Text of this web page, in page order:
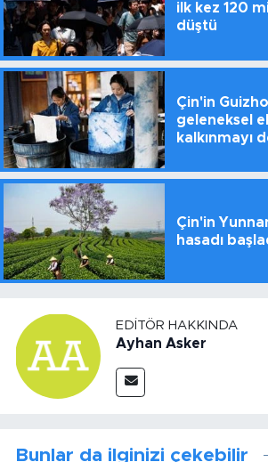
ilk kez 120
düştü
Çin'in
geleneksel el
kalkınmayı
Çin'in
hasadı
EDITÖR HAKKINDA
Ayhan Asker
Bunlar da ilginizi çekebilir